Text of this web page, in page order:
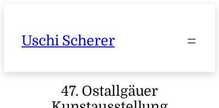
Uschi Scherer
47. Ostallgäuer